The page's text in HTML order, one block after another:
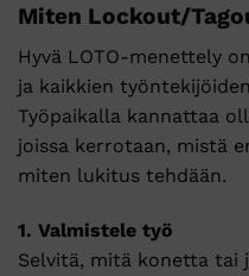
Miten Lockout/
Hyvä LOTO-menettely
ja kaikkien
Työpaikalla kannattaa
joissa kerrotaan, mistä
miten lukitus tehdään.
1. Valmistele työ
Selvitä, mitä konetta tai